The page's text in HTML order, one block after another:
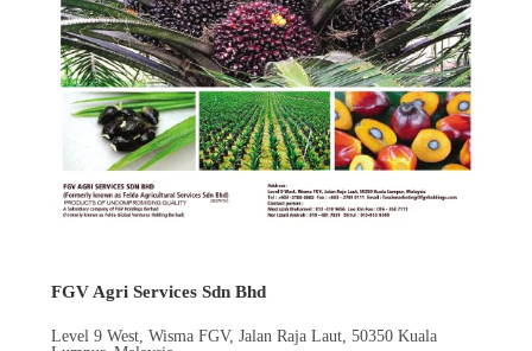
FGV Agri Services Sdn Bhd
Level 9 West, Wisma FGV, Jalan Raja Laut, 50350 Kuala